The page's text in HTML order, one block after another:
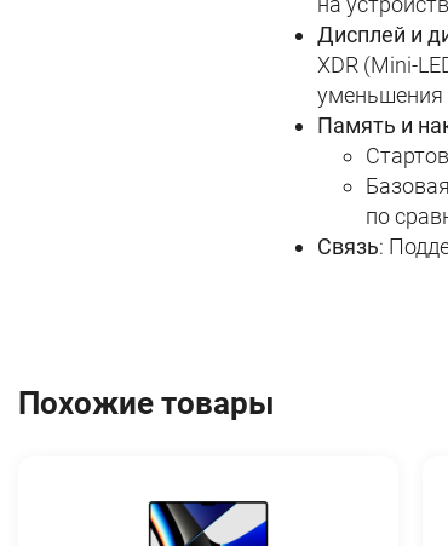
Дисплей и
XDR (Mini-
уменьшения
Память и
по
Связь:
Похожие товары